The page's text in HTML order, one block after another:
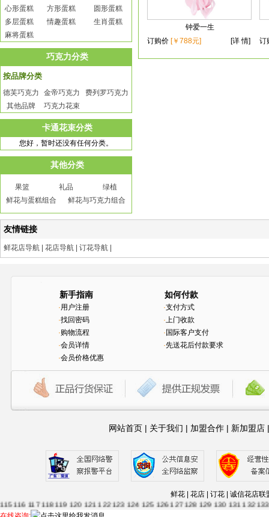
心形蛋糕 方形蛋糕
圆形蛋糕
多层蛋糕
情趣蛋糕
生肖蛋糕
麻将蛋糕
巧克力分类
按品牌分类
德芙巧克力 金帝巧克力
费列罗巧克力
其他品牌
巧克力花束
卡通花束分类
您好，暂时还没有任何分类。
其他分类
果篮 礼品
绿植
鲜花与蛋糕组合
鲜花与巧克力组合
钟爱一生
订购价 [￥788元] [详 情] 订
友情链接
鲜花店导航 花店导航 订花导航
新手指南
·用户注册
·找回密码
·购物流程
·会员详情
·会员价格优惠
如何付款
·支付方式
·上门收款
· 国际客户支付
·先送花后付款要求
网站首页 | 关于我们 | 加盟合作 | 新加盟店
鲜花 | 花店 | 订花 | 诚信花店
9 10 11 12 13 14 15 18 19 20 21 22 23 24 26 27 29 30
79 80 81 82 83 84 85 86 87 88
115 116 117 118 119 120 121 122 123 124 125 126 127 128 129 130 131 132
56 157 158 159 160 161 162 163